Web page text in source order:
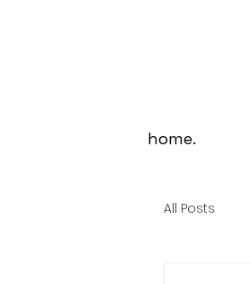
home.
All Posts